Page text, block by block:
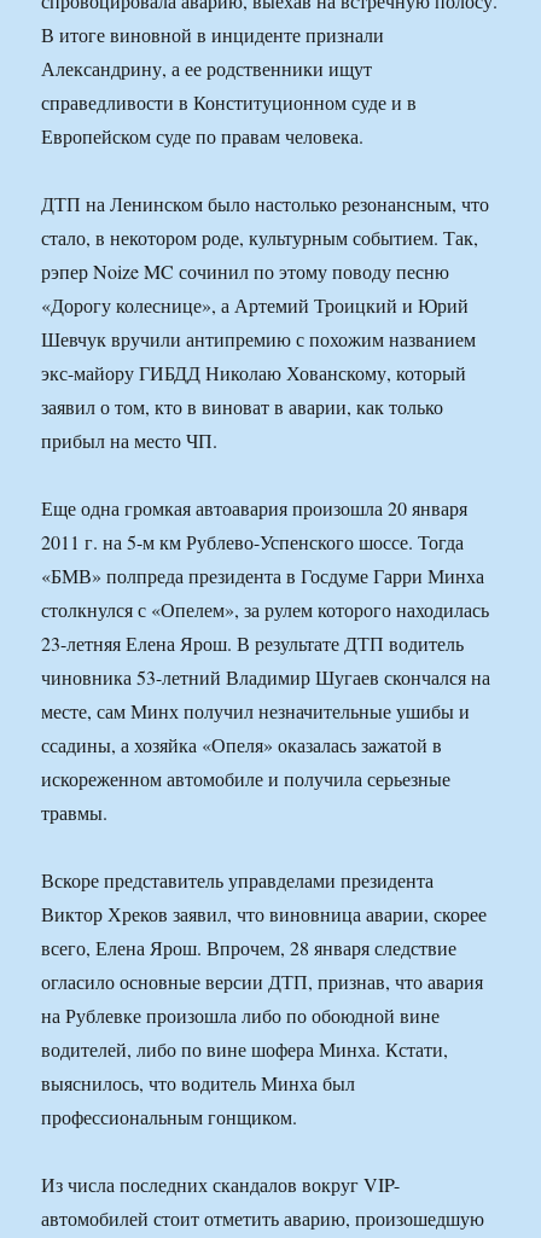
В итоге виновной в инциденте признали
Александрину, а ее родственники ищут
справедливости в Конституционном суде и в
Европейском суде по правам человека.
ДТП на Ленинском было настолько резонансным, что
стало, в некотором роде, культурным событием. Так,
рэпер Noize MC сочинил по этому поводу песню
«Дорогу колеснице», а Артемий Троицкий и Юрий
Шевчук вручили антипремию с похожим названием
экс-майору ГИБДД Николаю Хованскому, который
заявил о том, кто в виноват в аварии, как только
прибыл на место ЧП.
Еще одна громкая автоавария произошла 20 января
2011 г. на 5-м км Рублево-Успенского шоссе. Тогда
«БМВ» полпреда президента в Госдуме Гарри Минха
столкнулся с «Опелем», за рулем которого находилась
23-летняя Елена Ярош. В результате ДТП водитель
чиновника 53-летний Владимир Шугаев скончался на
месте, сам Минх получил незначительные ушибы и
ссадины, а хозяйка «Опеля» оказалась зажатой в
искореженном автомобиле и получила серьезные
травмы.
Вскоре представитель управделами президента
Виктор Хреков заявил, что виновница аварии, скорее
всего, Елена Ярош. Впрочем, 28 января следствие
огласило основные версии ДТП, признав, что авария
на Рублевке произошла либо по обоюдной вине
водителей, либо по вине шофера Минха. Кстати,
выяснилось, что водитель Минха был
профессиональным гонщиком.
Из числа последних скандалов вокруг VIP-
автомобилей стоит отметить аварию, произошедшую